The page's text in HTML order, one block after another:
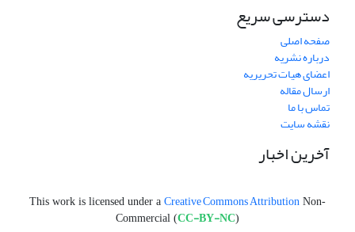
دسترسی سریع
صفحه اصلی
درباره نشریه
اعضای هیات تحریریه
ارسال مقاله
تماس با ما
نقشه سایت
آخرین اخبار
This work is licensed under a Creative Commons Attribution Non-
Commercial (CC-BY-NC)